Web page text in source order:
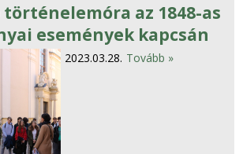
az 1848-as
események kapcsán
2023.03.28. Tovább »